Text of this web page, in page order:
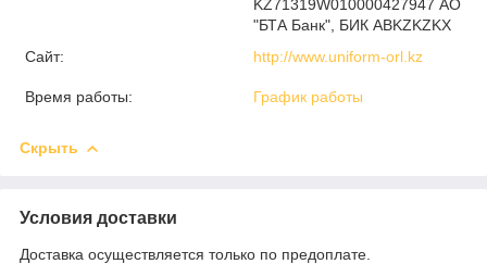
KZ71319W010000427947 АО
"БТА Банк", БИК ABKZKZKX
Сайт:
http://www.uniform-orl.kz
Время работы: График работы
Скрыть
Условия доставки
Доставка осуществляется только по предоплате.